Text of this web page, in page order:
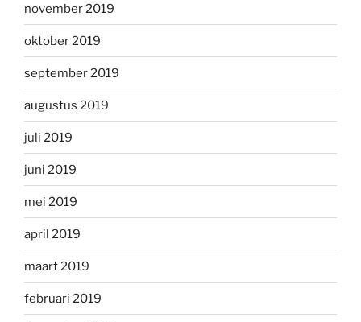
november 2019
oktober 2019
september 2019
augustus 2019
juli 2019
juni 2019
mei 2019
april 2019
maart 2019
februari 2019